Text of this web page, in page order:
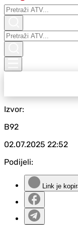
Izvor:
B92
02.07.2025 22:52
Podijeli:
Link je